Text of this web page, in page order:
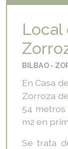
Local
BILBAO
En Casa
Zorroza
54 metros
m2 en
Se trata